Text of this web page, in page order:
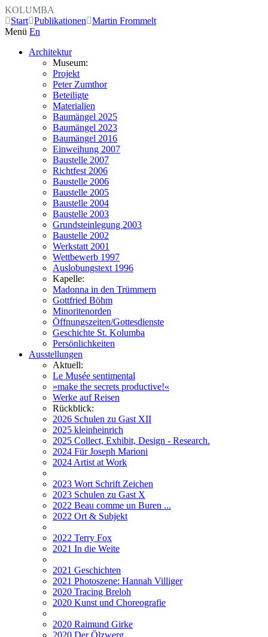
KOLUMBA
Start Publikationen
Martin Frommelt
Menü En
Architektur
Museum:
Projekt
Peter Zumthor
Beteiligte
Materialien
Baumängel 2025
Baumängel 2023
Baumängel 2016
Einweihung 2007
Baustelle 2007
Richtfest 2006
Baustelle 2006
Baustelle 2005
Baustelle 2004
Baustelle 2003
Grundsteinlegung 2003
Baustelle 2002
Werkstatt 2001
Wettbewerb 1997
Auslobungstext 1996
Kapelle:
Madonna in den Trümmern
Gottfried Böhm
Minoritenorden
Öffnungszeiten/Gottesdienste
Geschichte St. Kolumba
Persönlichkeiten
Ausstellungen
Aktuell:
Le Musée sentimental
»make the secrets productive!«
Werke auf Reisen
Rückblick:
2026 Schulen zu Gast XII
2025 kleinheinrich
2025 Collect, Exhibit, Design - Research.
2024 Für Joseph Marioni
2024 Artist at Work
2023 Wort Schrift Zeichen
2023 Schulen zu Gast X
2022 Beau comme un Buren ...
2022 Ort & Subjekt
2022 Terry Fox
2021 In die Weite
2021 Geschichten
2021 Photoszene: Hannah Villiger
2020 Tracing Breloh
2020 Kunst und Choreografie
2020 Raimund Girke
2020 Der Ölzwerg